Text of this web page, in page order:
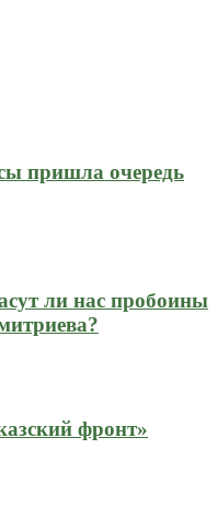
пришла очередь
ли нас пробоины
фронт»